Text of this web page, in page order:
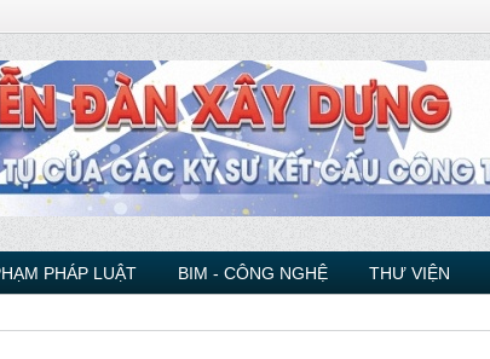
PHÁP LUẬT BIM - CÔNG NGHỆ THƯ VIỆN